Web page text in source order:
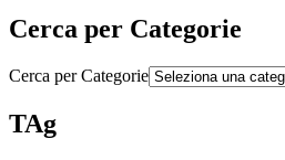
Cerca per Categorie
Cerca per Categorie
TAg